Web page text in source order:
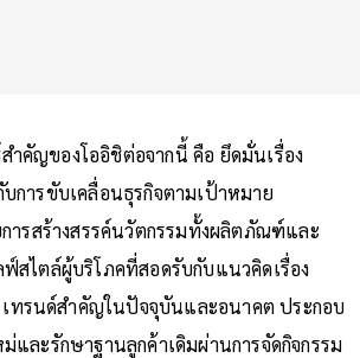
คัญของโออิชิต่อจากนี้ คือ ยึดมั่นเรื่อง
การขับเคลื่อนธุรกิจตามเป้าหมาย
การสร้างสรรค์นวัตกรรมทั้งผลิตภัณฑ์และ
สไตล์ผู้บริโภคที่สอดรับกับแนวคิดเรื่อง
เทรนด์สำคัญในปัจจุบันและอนาคต ประกอบ
และรักษาฐานลูกค้าเดิมผ่านการจัดกิจกรรม